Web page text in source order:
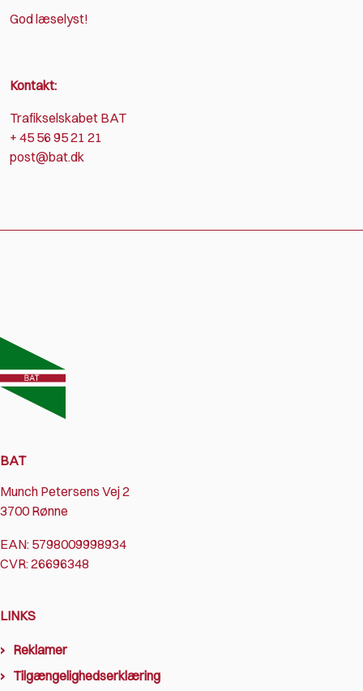
God læselyst!
Kontakt:
Trafikselskabet BAT
+ 45 56 95 21 21
post@bat.dk
BAT
Munch Petersens Vej 2
3700 Rønne
EAN: 5798009998934
CVR: 26696348
LINKS
Reklamer
Tilgængelighedserklæring